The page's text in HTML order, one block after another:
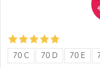
70 C 70 D 70 E